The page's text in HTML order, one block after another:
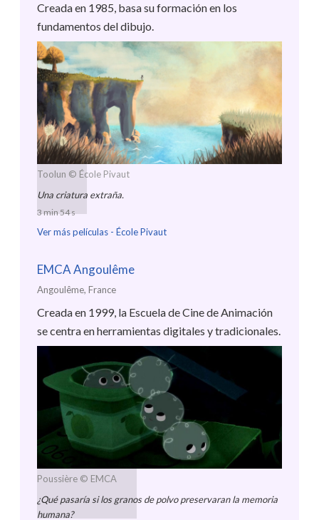
Creada en 1985, basa su formación en los
fundamentos del dibujo.
Toolun © École Pivaut
Una criatura extraña.
3 min 54 s
Ver más películas - École Pivaut
EMCA Angoulême
Angoulême, France
Creada en 1999, la Escuela de Cine de Animación
se centra en herramientas digitales y tradicionales.
Poussière © EMCA
¿Qué pasaría si los granos de polvo preservaran la memoria
humana?